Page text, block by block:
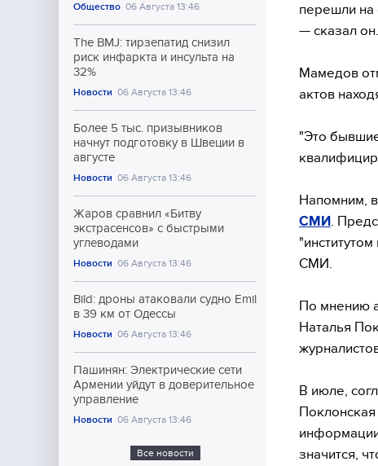
Общество 06 Августа 13:46
The BMJ: тирзепатид снизил
риск инфаркта и инсульта на
32%
Новости 06 Августа 13:46
Более 5 тыс. призывников
начнут подготовку в Швеции в
августе
Новости 06 Августа 13:46
Жаров сравнил «Битву
экстрасенсов» с быстрыми
углеводами
Новости 06 Августа 13:46
Bild: дроны атаковали судно Emil
в 39 км от Одессы
Новости 06 Августа 13:46
Пашинян: Электрические сети
Армении уйдут в доверительное
управление
Новости 06 Августа 13:46
Все новости
перешли на
— сказал он.
Мамедов
актов
"Это
Напомним,
СМИ .
СМИ.
По мнению
Наталья
В июле,
значится,